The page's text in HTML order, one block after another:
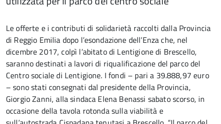
Le offerte e i contributi di solidarietà raccolti dalla Provincia
di Reggio Emilia dopo l’esondazione dell’Enza che, nel
dicembre 2017, colpì l’abitato di Lentigione di Brescello,
saranno destinati a lavori di riqualificazione del parco del
Centro sociale di Lentigione. I fondi – pari a 39.888,97 euro
– sono stati consegnati dal presidente della Provincia,
Giorgio Zanni, alla sindaca Elena Benassi sabato scorso, in
occasione della tavola rotonda sulla viabilità e